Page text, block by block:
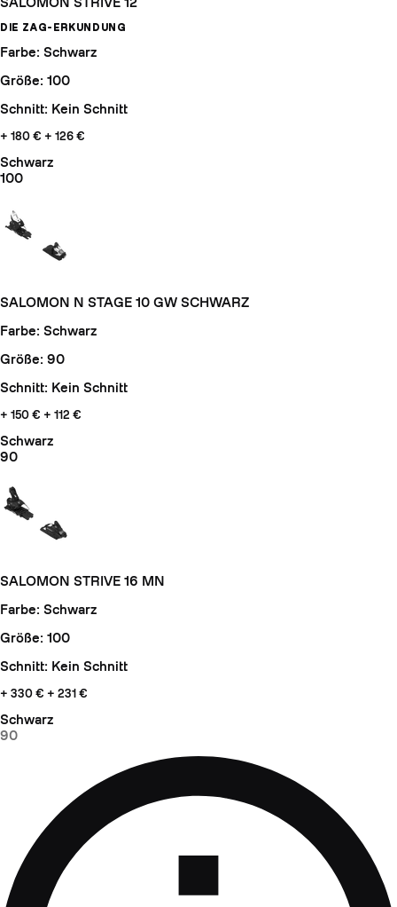
DIE ZAG-ERKUNDUNG
Farbe: Schwarz
Größe: 100
Schnitt: Kein Schnitt
+ 180 € + 126 €
Schwarz
100
SALOMON N STAGE 10 GW SCHWARZ
Farbe: Schwarz
Größe: 90
Schnitt: Kein Schnitt
+ 150 € + 112 €
Schwarz
90
SALOMON STRIVE 16 MN
Farbe: Schwarz
Größe: 100
Schnitt: Kein Schnitt
+ 330 € + 231 €
Schwarz
90